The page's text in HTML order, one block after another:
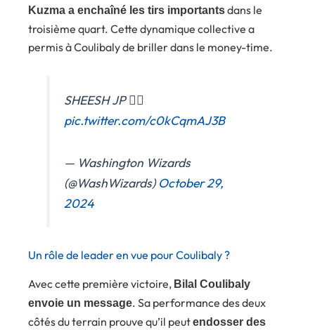
Kuzma a enchaîné les tirs importantsdans le
troisième quart. Cette dynamique collective a
permis à Coulibaly de briller dans le money-time.
SHEESH JP 😮‍💨
pic.twitter.com/c0kCqmAJ3B
— Washington Wizards
(@WashWizards)October 29,
2024
Un rôle de leader en vue pour Coulibaly ?
Avec cette première victoire, Bilal Coulibaly
envoie un message. Sa performance des deux
côtés du terrain prouve qu’il peutendosser des